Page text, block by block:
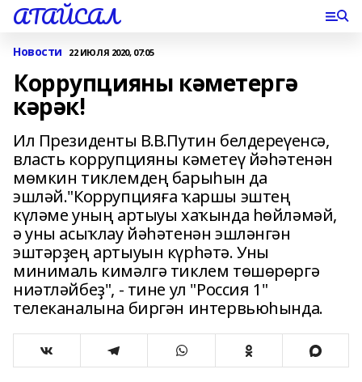
АТАЙСАЛ
Новости 22 ИЮЛЯ 2020, 07:05
Коррупцияны кәметергә
кәрәк!
Ил Президенты В.В.Путин белдереүенсә,
власть коррупцияны кәметеү йәһәтенән
мөмкин тиклемдең барыһын да
эшләй."Коррупцияға ҡаршы эштең
күләме уның артыуы хаҡында һөйләмәй,
ә уны асыҡлау йәһәтенән эшләнгән
эштәрҙең артыуын күрһәтә. Уны
минималь кимәлгә тиклем төшөрөргә
ниәтләйбеҙ", - тине ул "Россия 1"
телеканалына биргән интервьюһында.